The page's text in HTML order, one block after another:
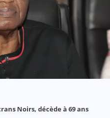
Noirs, décède à 69 ans